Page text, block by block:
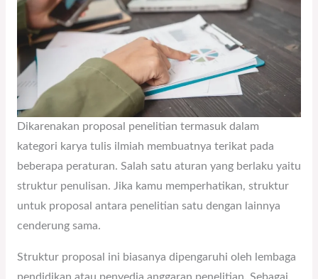
Dikarenakan proposal penelitian termasuk dalam
kategori karya tulis ilmiah membuatnya terikat pada
beberapa peraturan. Salah satu aturan yang berlaku yaitu
struktur penulisan. Jika kamu memperhatikan, struktur
untuk proposal antara penelitian satu dengan lainnya
cenderung sama.
Struktur proposal ini biasanya dipengaruhi oleh lembaga